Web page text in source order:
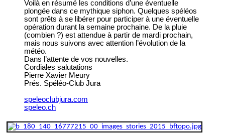
Voilà en résumé les conditions d’une éventuelle
plongée dans ce mythique siphon. Quelques spéléos
sont prêts à se libérer pour participer à une éventuelle
opération durant la semaine prochaine. De la pluie
(combien ?) est attendue à partir de mardi prochain,
mais nous suivons avec attention l’évolution de la
météo.
Dans l’attente de vos nouvelles.
Cordiales salutations
Pierre Xavier Meury
Prés. Spéléo-Club Jura
speleoclubjura.com
speleo.ch